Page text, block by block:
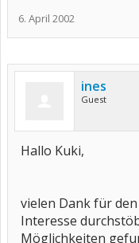
6. April 2002
ines
Guest
Hallo Kuki,
vielen Dank für
Interesse
Möglichkeiten